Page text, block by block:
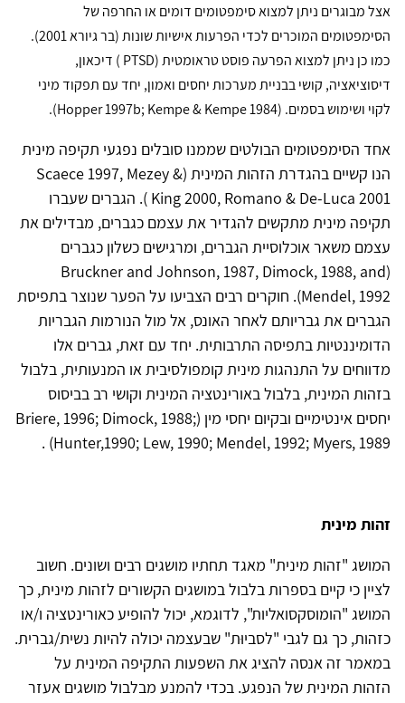
אצל מבוגרים ניתן למצוא סימפטומים דומים או החרפה של
הסימפטומים המוכרים לכדי הפרעות אישיות שונות (בר גיורא 2001).
כמו כן ניתן למצוא הפרעה פוסט טראומטית (PTSD ) דיכאון,
דיסוציאציה, קושי בבניית מערכות יחסים ואמון, יחד עם תפקוד מיני
לקוי ושימוש בסמים. (Hopper 1997b; Kempe & Kempe 1984
).
אחד הסימפטומים הבולטים שממנו סובלים נפגעי תקיפה מינית
הנו קשיים בהגדרת הזהות המינית (
Scaece 1997, Mezey &
King 2000, Romano & De-Luca 2001
). הגברים שעברו
תקיפה מינית מתקשים להגדיר את עצמם כגברים, מבדילים את
עצמם משאר אוכלוסיית הגברים, ומרגישים כשלון כגברים
(Bruckner and Johnson, 1987, Dimock, 1988, and
Mendel, 1992) . חוקרים רבים הצביעו על הפער שנוצר בתפיסת
הגברים את גבריותם לאחר האונס, אל מול הנורמות הגבריות
הדומיננטיות בתפיסה התרבותית. יחד עם זאת, גברים אלו
מדווחים על התנהגות מינית קומפולסיבית או המנעותית, בלבול
בזהות המינית, בלבול באורינטציה המינית וקושי רב בביסוס
יחסים אינטימיים ובקיום יחסי מין (Briere, 1996; Dimock, 1988;
Hunter,1990; Lew, 1990; Mendel, 1992; Myers, 1989)
.
זהות מינית
המושג "זהות מינית" מאגד תחתיו מושגים רבים ושונים. חשוב
לציין כי קיים בספרות בלבול במושגים הקשורים לזהות מינית, כך
המושג "הומוסקסואליות", לדוגמא, יכול להופיע כאורינטציה ו/או
כזהות, כך גם לגבי "לסביוּת" שבעצמה יכולה להיות נשית/גברית.
במאמר זה אנסה להציג את השפעות התקיפה המינית על
הזהות המינית של הנפגע. בכדי להמנע מבלבול מושגים אעזר